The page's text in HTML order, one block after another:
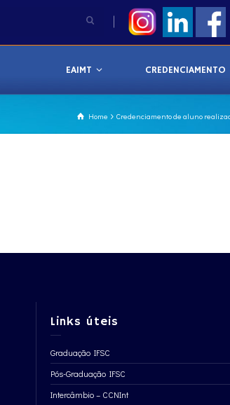
EAIMT CREDENCIAMENTO
Home Credenciamento de aluno
Links úteis
Graduação IFSC
Pós-Graduação IFSC
Intercâmbio – CCNInt